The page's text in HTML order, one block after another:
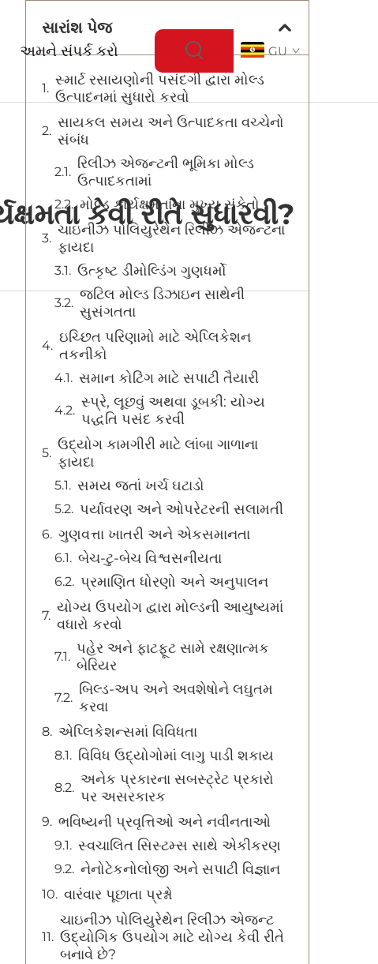
અમને સંપર્ક કરો GU
કેવી રીતે સુધારવી?
સારાંશ પેજ
સ્માર્ટ રસાયણોની પસંદગી દ્વારા મોલ્ડ
ઉત્પાદનમાં સુધારો કરવો
સાયકલ સમય અને ઉત્પાદકતા વચ્ચેનો
સંબંધ
રિલીઝ એજન્ટની ભૂમિકા મોલ્ડ
ઉત્પાદકતામાં
મોલ્ડ કાર્યક્ષમતાના મુખ્ય સંકેતો
ચાઇનીઝ પોલિયુરેથેન રિલીઝ એજન્ટના
ફાયદા
ઉત્કૃષ્ટ ડીમોલ્ડિંગ ગુણધર્મો
જટિલ મોલ્ડ ડિઝાઇન સાથેની
સુસંગતતા
ઇચ્છિત પરિણામો માટે એપ્લિકેશન
તકનીકો
સમાન કોટિંગ માટે સપાટી તૈયારી
સ્પ્રે, લૂછવું અથવા ડૂબકી: યોગ્ય
પદ્ધતિ પસંદ કરવી
ઉદ્યોગ કામગીરી માટે લાંબા ગાળાના
ફાયદા
સમય જતાં ખર્ચ ઘટાડો
પર્યાવરણ અને ઓપરેટરની સલામતી
ગુણવત્તા ખાતરી અને એકસમાનતા
બેચ-ટુ-બેચ વિશ્વસનીયતા
પ્રમાણિત ધોરણો અને અનુપાલન
યોગ્ય ઉપયોગ દ્વારા મોલ્ડની આયુષ્યમાં
વધારો કરવો
પહેર અને ફાટફૂટ સામે રક્ષણાત્મક
બેરિયર
બિલ્ડ-અપ અને અવશેષોને લઘુતમ
કરવા
એપ્લિકેશન્સમાં વિવિધતા
વિવિધ ઉદ્યોગોમાં લાગુ પાડી શકાય
અનેક પ્રકારના સબસ્ટ્રેટ પ્રકારો
પર અસરકારક
ભવિષ્યની પ્રવૃત્તિઓ અને નવીનતાઓ
સ્વચાલિત સિસ્ટમ્સ સાથે એકીકરણ
નેનોટેકનોલોજી અને સપાટી વિજ્ઞાન
વારંવાર પૂછાતા પ્રશ્નો
ચાઇનીઝ પોલિયુરેથેન રિલીઝ એજન્ટ
ઉદ્યોગિક ઉપયોગ માટે યોગ્ય કેવી રીતે
બનાવે છે?